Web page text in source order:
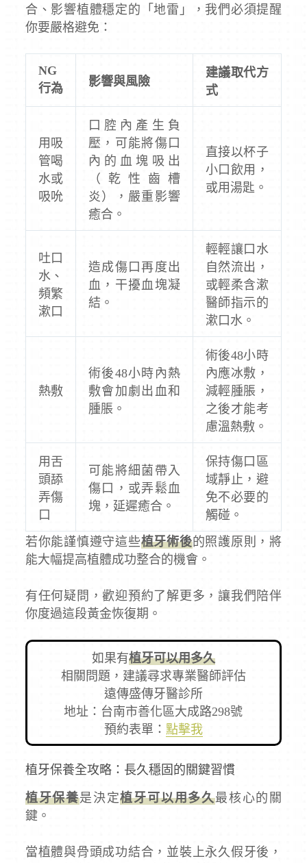
合、影響植體穩定的「地雷」，我們必須提醒
你要嚴格避免：
NG
行為
影響與風險
建議取代方
式
用吸
管喝
水或
吸吮
口腔內產生負
壓，可能將傷口
內的血塊吸出
（乾性齒槽
炎），嚴重影響
癒合。
直接以杯子
小口飲用，
或用湯匙。
吐口
水、
頻繁
漱口
造成傷口再度出
血，干擾血塊凝
結。
輕輕讓口水
自然流出，
或輕柔含漱
醫師指示的
漱口水。
熱敷
術後48小時內熱
敷會加劇出血和
腫脹。
術後48小時
內應冰敷，
減輕腫脹，
之後才能考
慮溫熱敷。
用舌
頭舔
弄傷
口
可能將細菌帶入
傷口，或弄鬆血
塊，延遲癒合。
保持傷口區
域靜止，避
免不必要的
觸碰。
若你能謹慎遵守這些植牙術後的照護原則，將
能大幅提高植體成功整合的機會。
有任何疑問，歡迎預約了解更多，讓我們陪伴
你度過這段黃金恢復期。
如果有植牙可以用多久
相關問題，建議尋求專業醫師評估
遠傳盛傳牙醫診所
地址：台南市善化區大成路298號
預約表單： 點擊我
植牙保養全攻略：長久穩固的關鍵習慣
植牙保養是決定植牙可以用多久最核心的關
鍵。
當植體與骨頭成功結合，並裝上永久假牙後，